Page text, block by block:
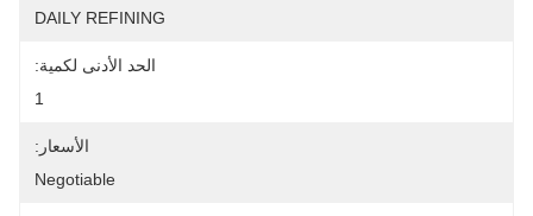
DAILY REFINING
الحد الأدنى لكمية:
1
الأسعار:
Negotiable